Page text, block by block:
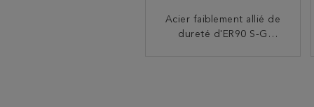
Acier faiblement allié de
dureté d'ER90 S-G
Acier 5kg 15kg 20kg de
GMAW ER100S-G MAG